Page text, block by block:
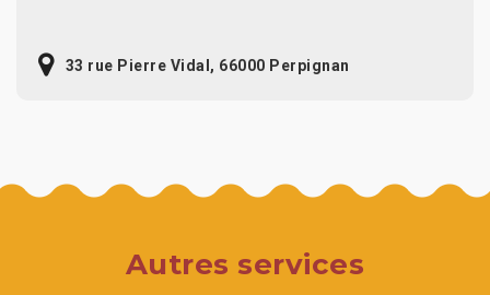
33 rue Pierre Vidal, 66000 Perpignan
Autres services